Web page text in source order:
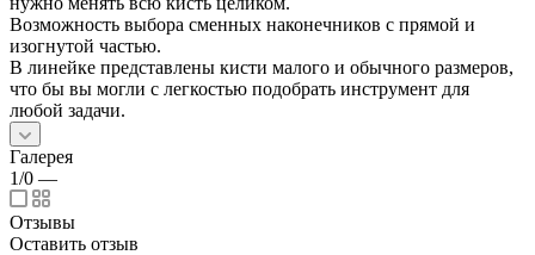
Возможность выбора сменных наконечников с прямой и
изогнутой частью.
В линейке представлены кисти малого и обычного размеров,
что бы вы могли с легкостью подобрать инструмент для
любой задачи.
Галерея
1/0 —
Отзывы
Оставить отзыв